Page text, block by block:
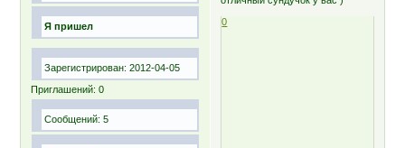
Я пришел
Зарегистрирован: 2012-04-05
Приглашений: 0
Сообщений: 5
0